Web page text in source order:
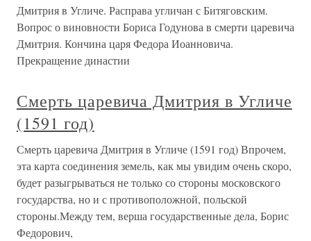
Дмитрия в Угличе. Расправа угличан с Битяговским.
Вопрос о виновности Бориса Годунова в смерти царевича
Дмитрия. Кончина царя Федора Иоанновича.
Прекращение династии
Смерть царевича Дмитрия в Угличе
(1591 год)
Смерть царевича Дмитрия в Угличе (1591 год) Впрочем,
эта карта соединения земель, как мы увидим очень скоро,
будет разыгрываться не только со стороны московского
государства, но и с противоположной, польской
стороны.Между тем, верша государственные дела, Борис
Федорович,